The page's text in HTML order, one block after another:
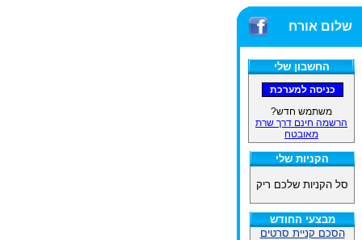
שלום אורח
החשבון שלי
משתמש חדש?
הרשמה חינם דרך שרת
מאובטח
הקניות שלי
סל הקניות שלכם ריק
מבצעי החודש
הסכם קניית סרטים